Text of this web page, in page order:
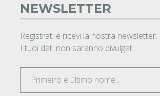
NEWSLETTER
Registrati e ricevi la nostra newsletter.
I tuoi dati non saranno divulgati